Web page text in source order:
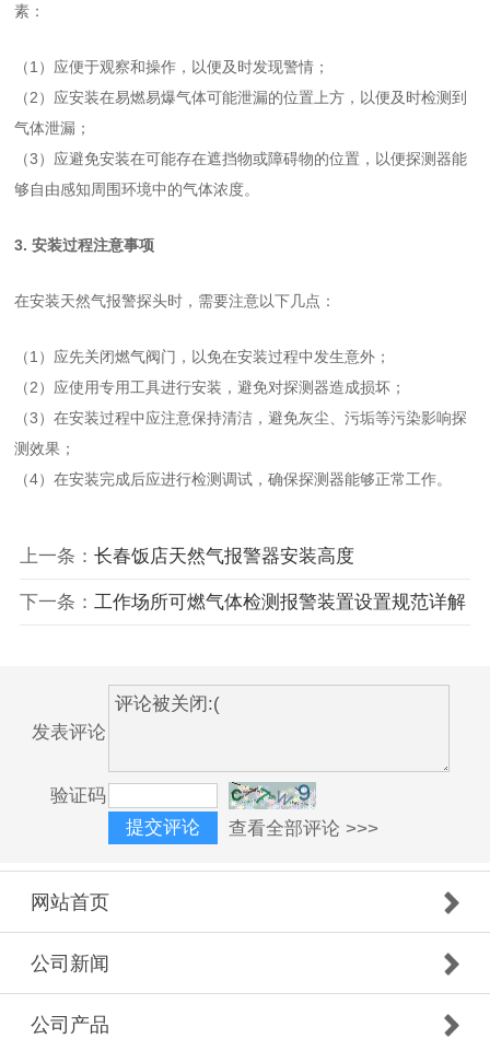
素：
（1）应便于观察和操作，以便及时发现警情；
（2）应安装在易燃易爆气体可能泄漏的位置上方，以便及时检测到
气体泄漏；
（3）应避免安装在可能存在遮挡物或障碍物的位置，以便探测器能
够自由感知周围环境中的气体浓度。
3. 安装过程注意事项
在安装天然气报警探头时，需要注意以下几点：
（1）应先关闭燃气阀门，以免在安装过程中发生意外；
（2）应使用专用工具进行安装，避免对探测器造成损坏；
（3）在安装过程中应注意保持清洁，避免灰尘、污垢等污染影响探
测效果；
（4）在安装完成后应进行检测调试，确保探测器能够正常工作。
上一条： 长春饭店天然气报警器安装高度
下一条： 工作场所可燃气体检测报警装置设置规范详解
发表评论
验证码
查看全部评论 >>>
网站首页
公司新闻
公司产品